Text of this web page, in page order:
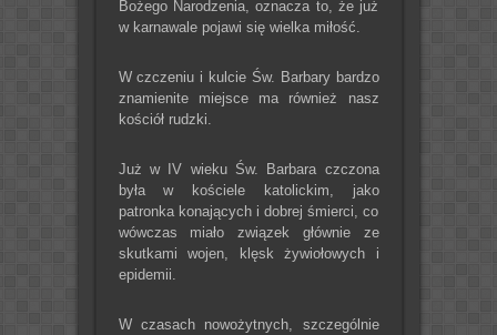
Bożego Narodzenia, oznacza to, że już
w karnawale pojawi się wielka miłość.
W czczeniu i kulcie Św. Barbary bardzo
znamienite miejsce ma również nasz
kościół rudzki.
Już w IV wieku Św. Barbara czczona
była w kościele katolickim, jako
patronka konających i dobrej śmierci, co
wówczas miało związek głównie ze
skutkami wojen, klęsk żywiołowych i
epidemii.
W czasach nowożytnych, szczególnie